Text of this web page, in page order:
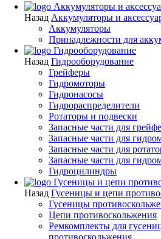
Аккумуляторы и
Назад Аккумуляторы и
Аккумуляторы
Принадлежности для
Гидрооборудование
Назад Гидрооборудование
Грейферы
Гидромоторы
Гидронасосы
Гидрораспределители
Ротаторы и подвески
Запасные части для
Запасные части для
Запасные части для
Запасные части для
Гидроцилиндры
Гусеницы и цепи
Назад Гусеницы и цепи
Гусеницы
Цепи противоскольжения
Ремкомплекты для
противоскольжения